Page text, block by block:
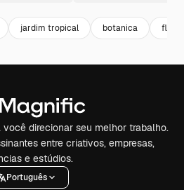
jardim tropical botanica
direcionar seu melhor trabalho.
entre criativos, empresas,
e estúdios.
Português